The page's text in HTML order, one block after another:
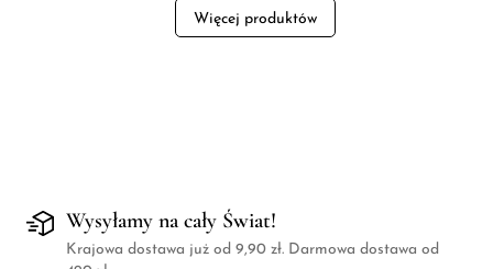
Więcej produktów
Wysyłamy na cały Świat!
Krajowa dostawa już od 9,90 zł. Darmowa dostawa od